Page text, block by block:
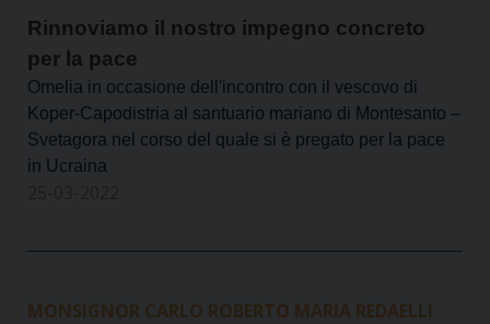
Rinnoviamo il nostro impegno concreto
per la pace
Omelia in occasione dell'incontro con il vescovo di
Koper-Capodistria al santuario mariano di Montesanto –
Svetagora nel corso del quale si è pregato per la pace
in Ucraina
MONSIGNOR CARLO ROBERTO MARIA REDAELLI